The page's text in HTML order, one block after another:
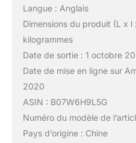
Langue : Anglais
Dimensions du produit (L x
kilogrammes
Date de sortie : 1 octobre
Date de mise en ligne sur
2020
ASIN : B07W6H9L5G
Numéro du modèle de
Pays d’origine : Chine